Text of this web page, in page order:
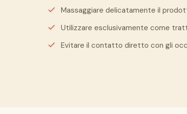
Massaggiare delicatamente il
Utilizzare esclusivamente come
Evitare il contatto diretto con gli